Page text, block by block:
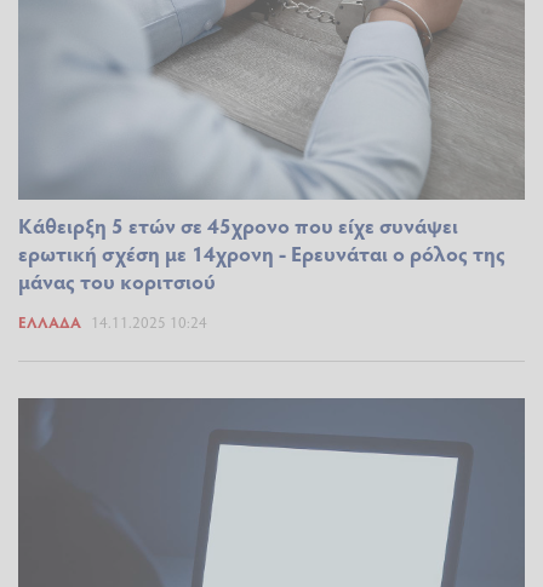
Κάθειρξη 5 ετών σε 45χρονο που είχε συνάψει
ερωτική σχέση με 14χρονη - Ερευνάται ο ρόλος της
μάνας του κοριτσιού
ΕΛΛΆΔΑ 14.11.2025 10:24